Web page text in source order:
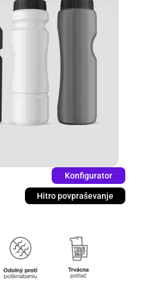
Konfigurator
Hitro povpraševanje